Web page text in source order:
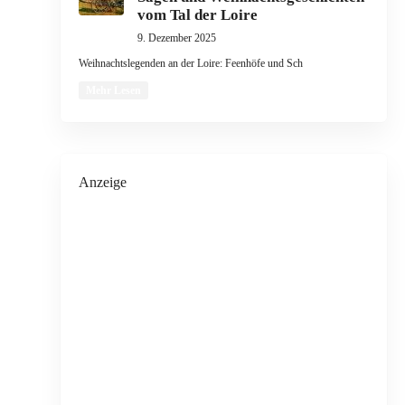
vom Tal der Loire
9. Dezember 2025
Weihnachtslegenden an der Loire: Feenhöfe und Sch
Anzeige